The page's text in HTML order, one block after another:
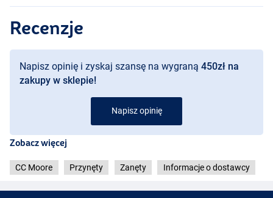
Recenzje
Napisz opinię i zyskaj szansę na wygraną 450zł na
zakupy w sklepie!
Napisz opinię
Zobacz więcej
CC Moore Przynęty Zanęty Informacje o dostawcy